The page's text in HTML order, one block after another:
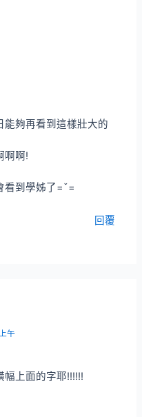
能夠再看到這樣壯大的
啊啊!
看到學姊了=ˇ=
回覆
午
幅上面的字耶!!!!!!